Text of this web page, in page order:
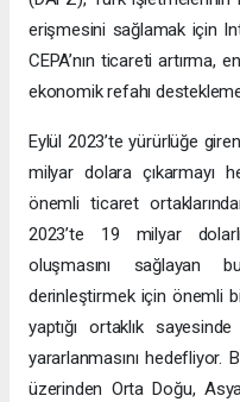
erişmesini sağlamak için
CEPA’nın ticareti artırma,
ekonomik refahı
Eylül 2023’te yürürlüğe
milyar dolara çıkarmayı
önemli ticaret
2023’te 19 milyar
oluşmasını sağlayan
derinleştirmek için önemli
yaptığı ortaklık
yararlanmasını hedefliyor.
üzerinden Orta Doğu,